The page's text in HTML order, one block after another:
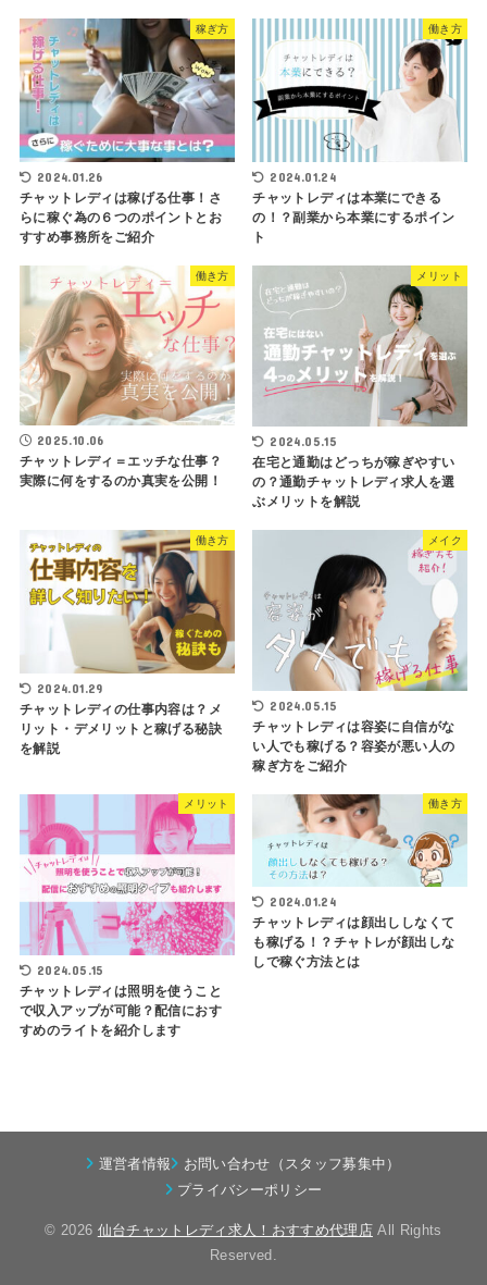
稼ぎ方
2024.01.26
チャットレディは稼げる仕事！さ
らに稼ぐ為の６つのポイントとお
すすめ事務所をご紹介
働き方
2024.01.24
チャットレディは本業にできる
の！？副業から本業にするポイン
ト
働き方
2025.10.06
チャットレディ＝エッチな仕事？
実際に何をするのか真実を公開！
メリット
2024.05.15
在宅と通勤はどっちが稼ぎやすい
の？通勤チャットレディ求人を選
ぶメリットを解説
働き方
2024.01.29
チャットレディの仕事内容は？メ
リット・デメリットと稼げる秘訣
を解説
メイク
2024.05.15
チャットレディは容姿に自信がな
い人でも稼げる？容姿が悪い人の
稼ぎ方をご紹介
メリット
2024.05.15
チャットレディは照明を使うこと
で収入アップが可能？配信におす
すめのライトを紹介します
働き方
2024.01.24
チャットレディは顔出ししなくて
も稼げる！？チャトレが顔出しな
しで稼ぐ方法とは
運営者情報
お問い合わせ（スタッフ募集中）
プライバシーポリシー
© 2026 仙台チャットレディ求人！おすすめ代理店All Rights
Reserved.